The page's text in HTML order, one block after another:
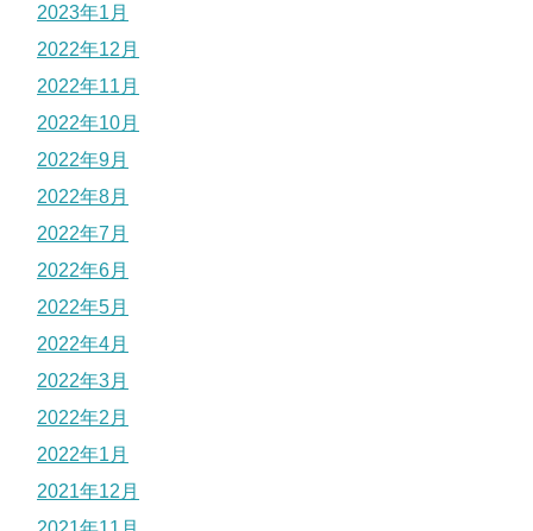
2023年1月
2022年12月
2022年11月
2022年10月
2022年9月
2022年8月
2022年7月
2022年6月
2022年5月
2022年4月
2022年3月
2022年2月
2022年1月
2021年12月